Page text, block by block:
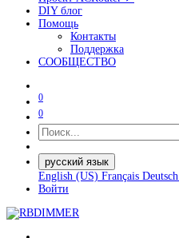
DIY блог
Помощь
Контакты
Поддержка
СООБЩЕСТВО
0
0
русский язык
English (US) Français Deutsch
Войти